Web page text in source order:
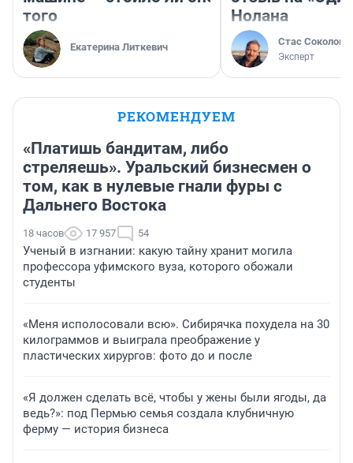
того
Екатерина Литкевич
Нолана
Стас Соколов
Эксперт
РЕКОМЕНДУЕМ
«Платишь бандитам, либо
стреляешь». Уральский бизнесмен о
том, как в нулевые гнали фуры с
Дальнего Востока
18 часов 17 957 54
Ученый в изгнании: какую тайну хранит могила
профессора уфимского вуза, которого обожали
студенты
«Меня исполосовали всю». Сибирячка похудела на 30
килограммов и выиграла преображение у
пластических хирургов: фото до и после
«Я должен сделать всё, чтобы у жены были ягоды, да
ведь?»: под Пермью семья создала клубничную
ферму — история бизнеса